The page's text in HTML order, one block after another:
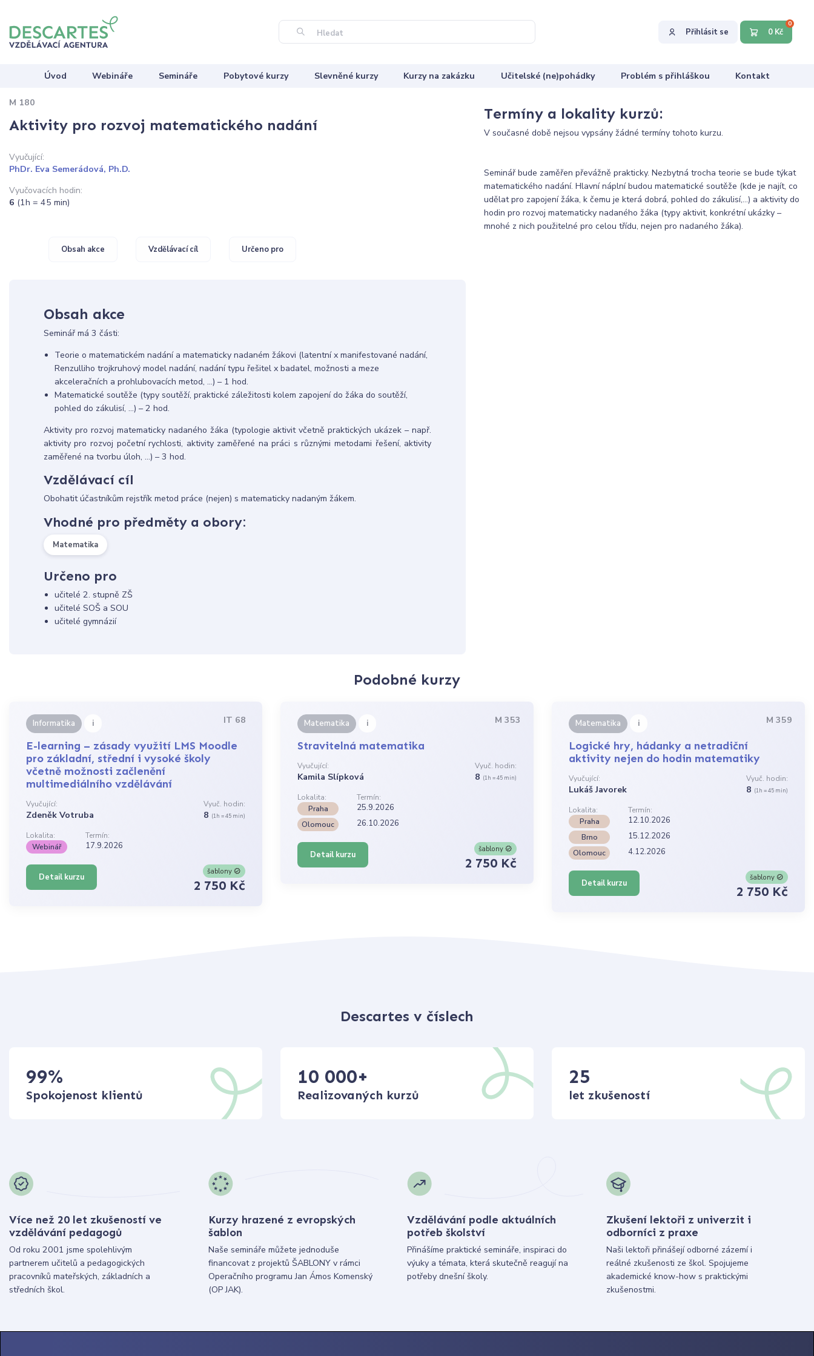
Hledat Přihlásit se 0 Kč
0
Úvod Webináře Semináře Pobytové kurzy Slevněné kurzy Kurzy na zakázku Učitelské (ne)pohádky Problém s přihláškou Kontakt
M 180
Aktivity pro rozvoj matematického nadání
Vyučující:
PhDr. Eva Semerádová, Ph.D.
Vyučovacích hodin:
6 (1h = 45 min)
Obsah akce Vzdělávací cíl Určeno pro
Obsah akce
Seminář má 3 části:
Teorie o matematickém nadání a matematicky nadaném žákovi (latentní x manifestované nadání,
Renzulliho trojkruhový model nadání, nadání typu řešitel x badatel, možnosti a meze
akceleračních a prohlubovacích metod, …) – 1 hod.
Matematické soutěže (typy soutěží, praktické záležitosti kolem zapojení do žáka do soutěží,
pohled do zákulisí, …) – 2 hod.
Aktivity pro rozvoj matematicky nadaného žáka (typologie aktivit včetně praktických ukázek – např.
aktivity pro rozvoj početní rychlosti, aktivity zaměřené na práci s různými metodami řešení, aktivity
zaměřené na tvorbu úloh, …) – 3 hod.
Vzdělávací cíl
Obohatit účastníkům rejstřík metod práce (nejen) s matematicky nadaným žákem.
Vhodné pro předměty a obory:
Matematika
Určeno pro
učitelé 2. stupně ZŠ
učitelé SOŠ a SOU
učitelé gymnázií
Termíny a lokality kurzů:
V současné době nejsou vypsány žádné termíny tohoto kurzu.
Seminář bude zaměřen převážně prakticky. Nezbytná trocha teorie se bude týkat
matematického nadání. Hlavní náplní budou matematické soutěže (kde je najít, co
udělat pro zapojení žáka, k čemu je která dobrá, pohled do zákulisí,…) a aktivity do
hodin pro rozvoj matematicky nadaného žáka (typy aktivit, konkrétní ukázky –
mnohé z nich použitelné pro celou třídu, nejen pro nadaného žáka).
Podobné kurzy
Informatika i IT 68
E-learning – zásady využití LMS Moodle
pro základní, střední i vysoké školy
včetně možnosti začlenění
multimediálního vzdělávání
Vyučující:
Zdeněk Votruba
Vyuč. hodin:
8 (1h = 45 min)
Lokalita:
Termín:
Webinář
17.9.2026
Detail kurzu
šablony
2 750 Kč
Matematika i M 353
Stravitelná matematika
Vyučující:
Kamila Slípková
Vyuč. hodin:
8 (1h = 45 min)
Lokalita:
Termín:
Praha
25.9.2026
Olomouc 26.10.2026
Detail kurzu
šablony
2 750 Kč
Matematika i M 359
Logické hry, hádanky a netradiční
aktivity nejen do hodin matematiky
Vyučující:
Lukáš Javorek
Vyuč. hodin:
8 (1h = 45 min)
Lokalita:
Termín:
Praha
12.10.2026
Brno 15.12.2026
Olomouc 4.12.2026
Detail kurzu
šablony
2 750 Kč
Descartes v číslech
99%
Spokojenost klientů
10 000+
Realizovaných kurzů
25
let zkušeností
Více než 20 let zkušeností ve
vzdělávání pedagogů
Od roku 2001 jsme spolehlivým
partnerem učitelů a pedagogických
pracovníků mateřských, základních a
středních škol.
Kurzy hrazené z evropských
šablon
Naše semináře můžete jednoduše
financovat z projektů ŠABLONY v rámci
Operačního programu Jan Ámos Komenský
(OP JAK).
Vzdělávání podle aktuálních
potřeb školství
Přinášíme praktické semináře, inspiraci do
výuky a témata, která skutečně reagují na
potřeby dnešní školy.
Zkušení lektoři z univerzit i
odborníci z praxe
Naši lektoři přinášejí odborné zázemí i
reálné zkušenosti ze škol. Spojujeme
akademické know-how s praktickými
zkušenostmi.